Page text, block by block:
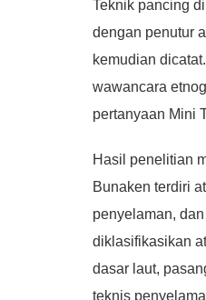
Teknik pancing
dengan penutur
kemudian
wawancara
pertanyaan Mini
Hasil penelitian
Bunaken terdiri
penyelaman,
diklasifikasikan
dasar laut,
teknis